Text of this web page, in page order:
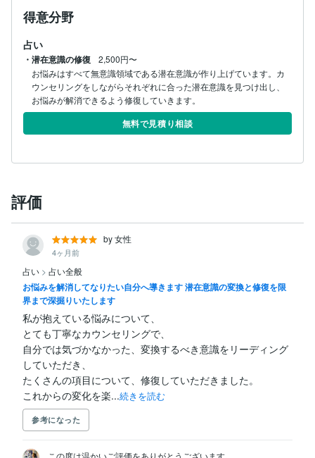
まずはお気軽にどうぞ☆
得意分野
占い
・潜在意識の修復
2,500円〜
お悩みはすべて無意識領域である潜在意識が作り上げています。カ
ウンセリングをしながらそれぞれに合った潜在意識を見つけ出し、
お悩みが解消できるよう修復していきます。
無料で見積り相談
評価
by 女性
4ヶ月前
占い > 占い全般
お悩みを解消してなりたい自分へ導きます 潜在意識の変換と修復を限
界まで深掘りいたします
私が抱えている悩みについて、
とても丁寧なカウンセリングで、
自分では気づかなかった、変換するべき意識をリーディング
していただき、
たくさんの項目について、修復していただきました。
これからの変化を楽...続きを読む
参考になった